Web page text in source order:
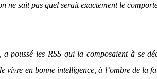
ne sait pas quel serait exactement le
poussé les RSS qui la composaient à se
vivre en bonne intelligence, à l’ombre de la